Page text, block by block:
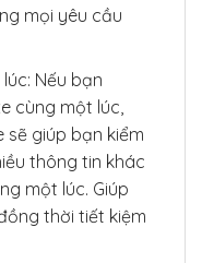
mọi yêu cầu
Nếu bạn
cùng một lúc,
sẽ giúp bạn kiểm
thông tin khác
một lúc. Giúp
thời tiết kiệm